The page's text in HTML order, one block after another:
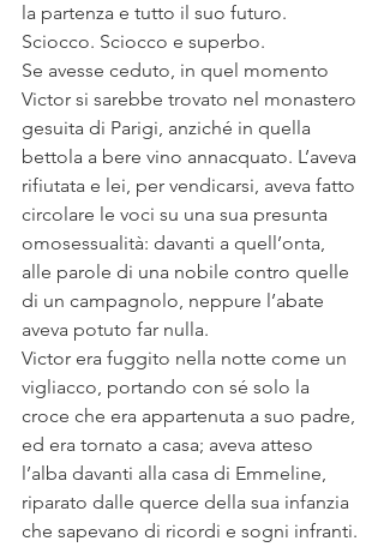
la partenza e tutto il suo futuro.
Sciocco. Sciocco e superbo.
Se avesse ceduto, in quel momento
Victor si sarebbe trovato nel monastero
gesuita di Parigi, anziché in quella
bettola a bere vino annacquato. L’aveva
rifiutata e lei, per vendicarsi, aveva fatto
circolare le voci su una sua presunta
omosessualità: davanti a quell’onta,
alle parole di una nobile contro quelle
di un campagnolo, neppure l’abate
aveva potuto far nulla.
Victor era fuggito nella notte come un
vigliacco, portando con sé solo la
croce che era appartenuta a suo padre,
ed era tornato a casa; aveva atteso
l’alba davanti alla casa di Emmeline,
riparato dalle querce della sua infanzia
che sapevano di ricordi e sogni infranti.